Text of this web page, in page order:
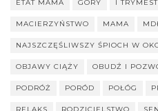
ETAT MAMA GÓRY I
MACIERZYŃSTWO MAMA
NAJSZCZĘŚLIWSZY ŚPIOCH W
OBJAWY CIĄŻY OBUDŹ I
PODRÓŻ PORÓD POŁÓG